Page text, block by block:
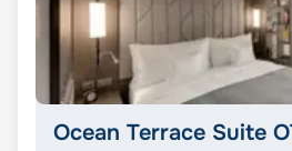
Ocean Terrace Suite